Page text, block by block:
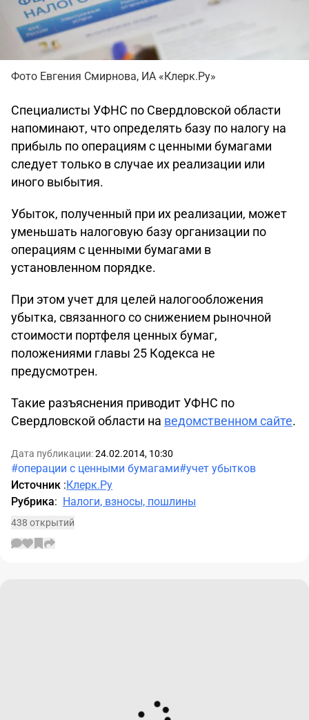
Фото Евгения Смирнова, ИА «Клерк.Ру»
Специалисты УФНС по Свердловской области
напоминают, что определять базу по налогу на
прибыль по операциям с ценными бумагами
следует только в случае их реализации или
иного выбытия.
Убыток, полученный при их реализации, может
уменьшать налоговую базу организации по
операциям с ценными бумагами в
установленном порядке.
При этом учет для целей налогообложения
убытка, связанного со снижением рыночной
стоимости портфеля ценных бумаг,
положениями главы 25 Кодекса не
предусмотрен.
Такие разъяснения приводит УФНС по
Свердловской области на ведомственном сайте.
Дата публикации:24.02.2014, 10:30
#операции с ценными бумагами#учет убытков
Источник :Клерк.Ру
Рубрика: Налоги, взносы, пошлины
438 открытий